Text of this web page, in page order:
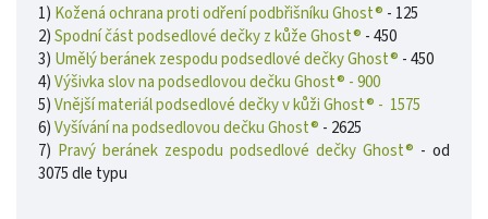
1) Kožená ochrana proti odření podbřišníku Ghost® - 125
2)Spodní část podsedlové dečky z kůže Ghost® - 450
3) Umělý beránek zespodu podsedlové dečky Ghost® - 450
4)Výšivka slov na podsedlovou dečku Ghost® - 900
5)Vnější materiál podsedlové dečky v kůži Ghost® - 1575
6)Vyšívání na podsedlovou dečku Ghost® - 2625
7) Pravý beránek zespodu podsedlové dečky Ghost® - od
3075 dle typu